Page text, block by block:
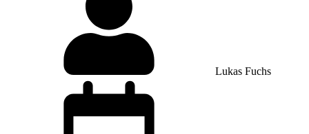
Lukas Fuchs